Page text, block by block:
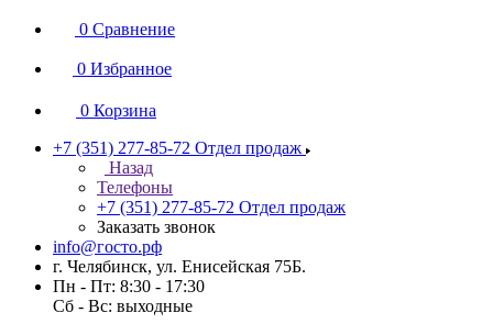
0 Сравнение
0 Избранное
0 Корзина
+7 (351) 277-85-72 Отдел продаж
Назад
Телефоны
+7 (351) 277-85-72 Отдел продаж
Заказать звонок
info@госто.рф
г. Челябинск, ул. Енисейская 75Б.
Пн - Пт: 8:30 - 17:30
Сб - Вс: выходные